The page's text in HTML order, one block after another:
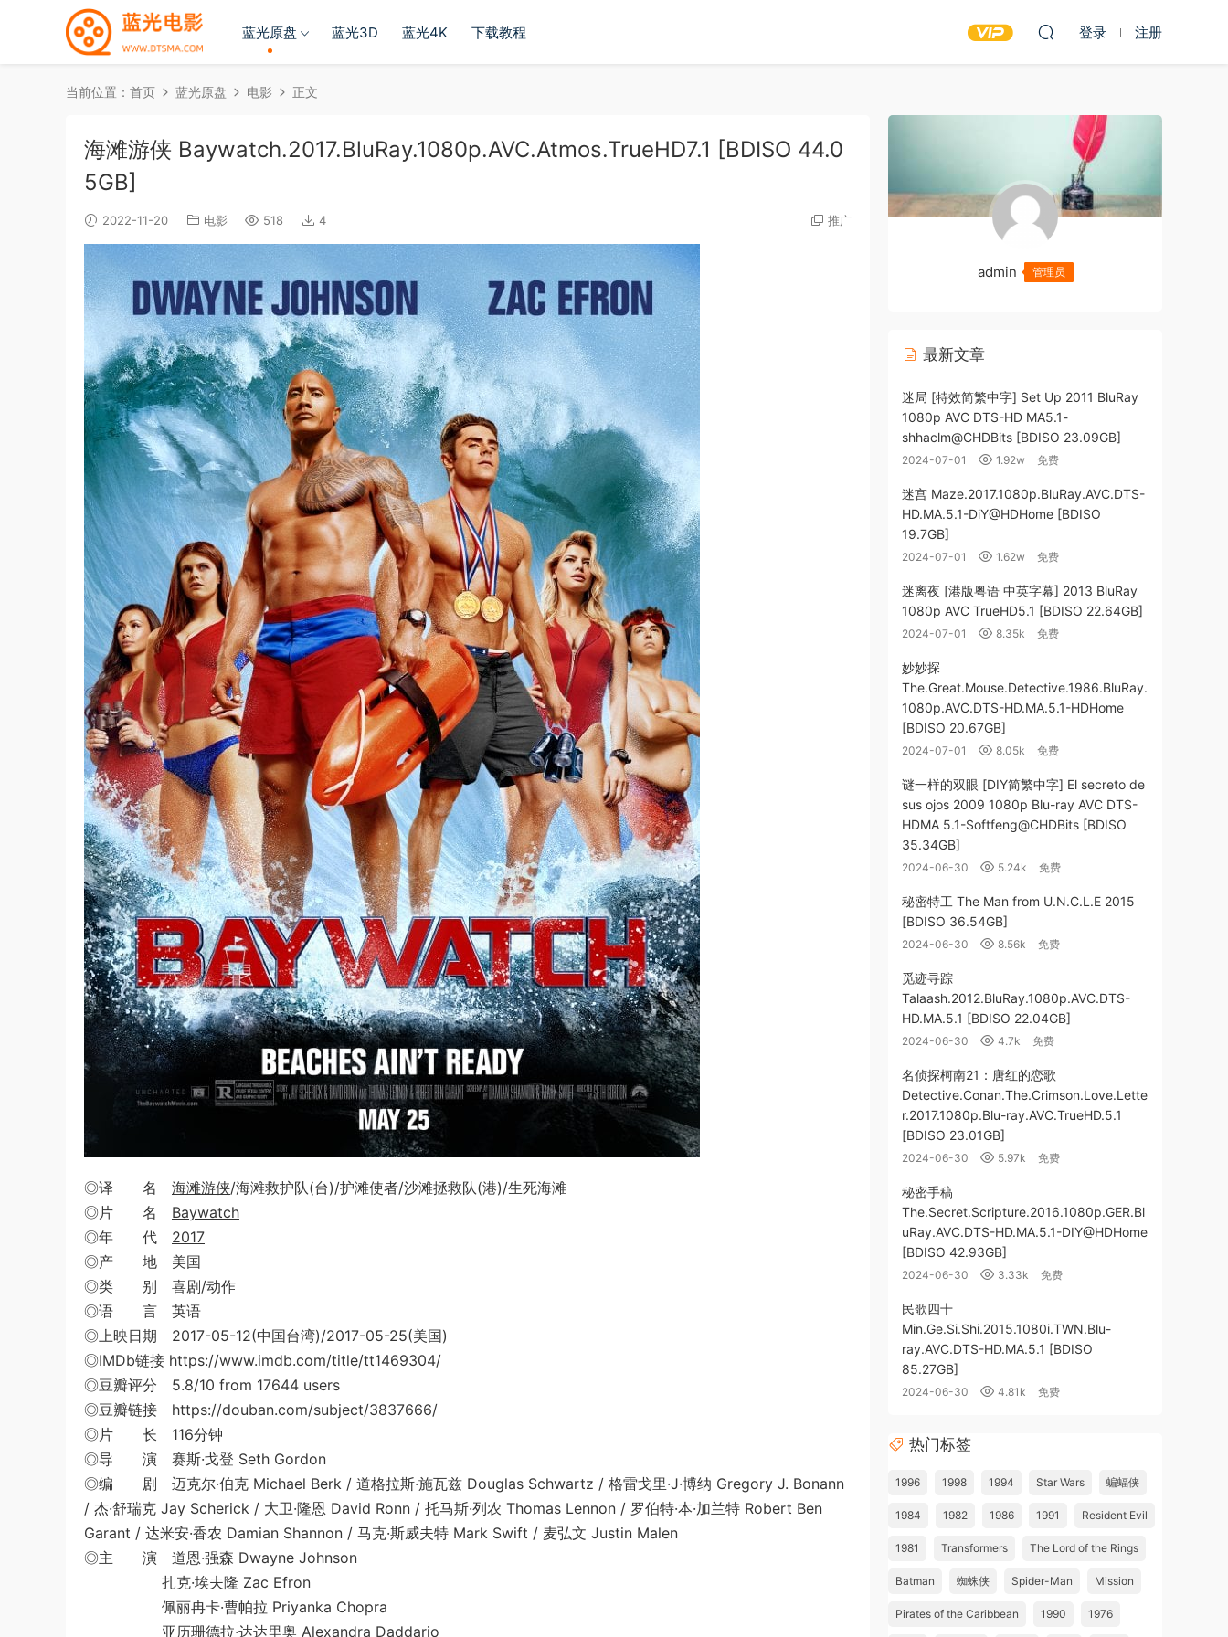
蓝光原盘 蓝光3D 蓝光4K 下载教程 登录 注册
当前位置： 首页 蓝光原盘 电影 正文
海滩游侠 Baywatch.2017.BluRay.1080p.AVC.Atmos.TrueHD7.1 [BDISO 44.0
5GB]
2022-11-20 电影 518 4 推广
◎译 名 海滩游侠/海滩救护队(台)/护滩使者/沙滩拯救队(港)/生死海滩
◎片 名 Baywatch
◎年 代 2017
◎产 地 美国
◎类 别 喜剧/动作
◎语 言 英语
◎上映日期 2017-05-12(中国台湾)/2017-05-25(美国)
◎IMDb链接 https://www.imdb.com/title/tt1469304/
◎豆瓣评分 5.8/10 from 17644 users
◎豆瓣链接 https://douban.com/subject/3837666/
◎片 长 116分钟
◎导 演 赛斯·戈登 Seth Gordon
◎编 剧 迈克尔·伯克 Michael Berk / 道格拉斯·施瓦兹 Douglas Schwartz / 格雷戈里·J·博纳 Gregory J. Bonann
/ 杰·舒瑞克 Jay Scherick / 大卫·隆恩 David Ronn / 托马斯·列农 Thomas Lennon / 罗伯特·本·加兰特 Robert Ben
Garant / 达米安·香农 Damian Shannon / 马克·斯威夫特 Mark Swift / 麦弘文 Justin Malen
◎主 演 道恩·强森 Dwayne Johnson
扎克·埃夫隆 Zac Efron
佩丽冉卡·曹帕拉 Priyanka Chopra
亚历珊德拉·达达里奥 Alexandra Daddario
admin 管理员
最新文章
迷局 [特效简繁中字] Set Up 2011 BluRay
1080p AVC DTS-HD MA5.1-
shhaclm@CHDBits [BDISO 23.09GB]
2024-07-01 1.92w 免费
迷宫 Maze.2017.1080p.BluRay.AVC.DTS-
HD.MA.5.1-DiY@HDHome [BDISO
19.7GB]
2024-07-01 1.62w 免费
迷离夜 [港版粤语 中英字幕] 2013 BluRay
1080p AVC TrueHD5.1 [BDISO 22.64GB]
2024-07-01 8.35k 免费
妙妙探
The.Great.Mouse.Detective.1986.BluRay.
1080p.AVC.DTS-HD.MA.5.1-HDHome
[BDISO 20.67GB]
2024-07-01 8.05k 免费
谜一样的双眼 [DIY简繁中字] El secreto de
sus ojos 2009 1080p Blu-ray AVC DTS-
HDMA 5.1-Softfeng@CHDBits [BDISO
35.34GB]
2024-06-30 5.24k 免费
秘密特工 The Man from U.N.C.L.E 2015
[BDISO 36.54GB]
2024-06-30 8.56k 免费
觅迹寻踪
Talaash.2012.BluRay.1080p.AVC.DTS-
HD.MA.5.1 [BDISO 22.04GB]
2024-06-30 4.7k 免费
名侦探柯南21：唐红的恋歌
Detective.Conan.The.Crimson.Love.Lette
r.2017.1080p.Blu-ray.AVC.TrueHD.5.1
[BDISO 23.01GB]
2024-06-30 5.97k 免费
秘密手稿
The.Secret.Scripture.2016.1080p.GER.Bl
uRay.AVC.DTS-HD.MA.5.1-DIY@HDHome
[BDISO 42.93GB]
2024-06-30 3.33k 免费
民歌四十
Min.Ge.Si.Shi.2015.1080i.TWN.Blu-
ray.AVC.DTS-HD.MA.5.1 [BDISO
85.27GB]
2024-06-30 4.81k 免费
热门标签
1996 1998 1994 Star Wars 蝙蝠侠
1984 1982 1986 1991 Resident Evil
1981 Transformers The Lord of the Rings
Batman 蜘蛛侠 Spider-Man Mission
Pirates of the Caribbean 1990 1976